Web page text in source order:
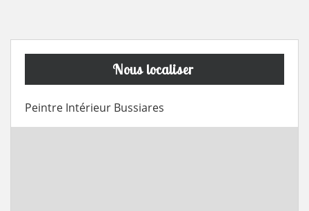
Nous localiser
Peintre Intérieur Bussiares